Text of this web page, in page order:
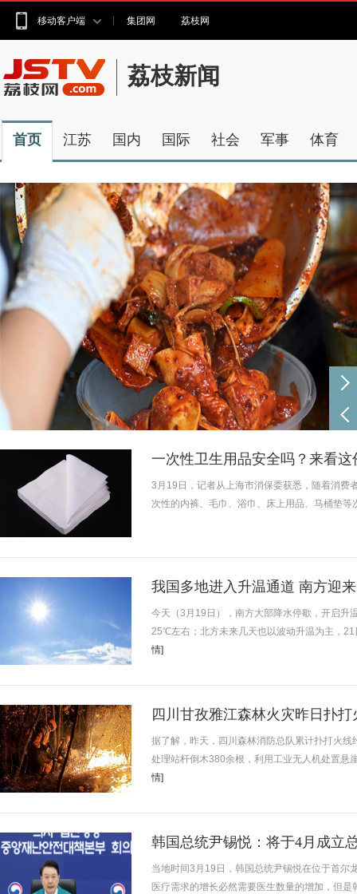
移动客户端 集团网 荔枝网
荔枝新闻
首页 江苏 国内 国际 社会 军事 体育
一次性卫生用品安全吗？来看
3月19日，记者从上海市消保委获悉，随着消费
次性的内裤、毛巾、浴巾、床上用品、马桶垫
我国多地进入升温通道 南方迎
今天（3月19日），南方大部降水停歇，开启升
25℃左右；北方未来几天也以波动升温为主，
情]
四川甘孜雅江森林火灾昨日扑
据了解，昨天，四川森林消防总队累计扑打火
处理站杆倒木380余根，利用工业无人机处置悬
情]
韩国总统尹锡悦：将于4月成立
当地时间3月19日，韩国总统尹锡悦在位于首尔
医疗需求的增长必然需要医生数量的增加，但